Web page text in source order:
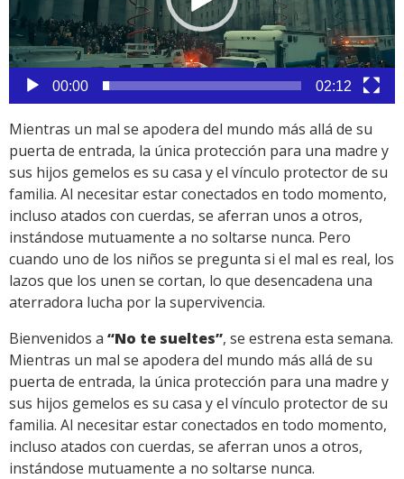
00:00 02:12
Mientras un mal se apodera del mundo más allá de su
puerta de entrada, la única protección para una madre y
sus hijos gemelos es su casa y el vínculo protector de su
familia. Al necesitar estar conectados en todo momento,
incluso atados con cuerdas, se aferran unos a otros,
instándose mutuamente a no soltarse nunca. Pero
cuando uno de los niños se pregunta si el mal es real, los
lazos que los unen se cortan, lo que desencadena una
aterradora lucha por la supervivencia.
Bienvenidos a “No te sueltes”, se estrena esta semana.
Mientras un mal se apodera del mundo más allá de su
puerta de entrada, la única protección para una madre y
sus hijos gemelos es su casa y el vínculo protector de su
familia. Al necesitar estar conectados en todo momento,
incluso atados con cuerdas, se aferran unos a otros,
instándose mutuamente a no soltarse nunca.